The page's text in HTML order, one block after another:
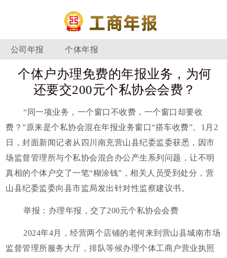
公司年报 个体年报
个体户办理免费的年报业务，为何
还要交200元个私协会会费？
“同一项业务，一个窗口不收费，一个窗口却要收
费？”原来是个私协会混在年报业务窗口“搭车收费”。1月2
日，封面新闻记者从四川南充营山县纪委监委获悉，因市
场监督管理所与个私协会混合办公产生系列问题，让不明
真相的个体户交了一笔“糊涂钱”，相关人员受到处分，营
山县纪委监委向县市监局发出针对性监察建议书。
举报：办理年报，交了200元个私协会会费
2024年4月，经营两个店铺的老何来到营山县城南市场
监督管理所服务大厅，排队等候办理个体工商户营业执照